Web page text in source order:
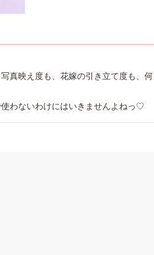
真映え度も、花嫁の引き立て度も、
わないわけにはいきませんよねっ♡